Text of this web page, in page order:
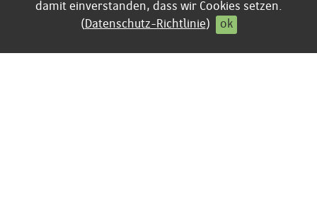
damit einverstanden, dass wir Cookies setzen.
( Datenschutz-Richtlinie) ok
INFO
keyboard_arrow_right
Verlagsprogramm 2025
online blättern